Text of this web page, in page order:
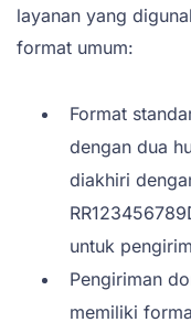
layanan yang
format umum:
Format
dengan dua
diakhiri
untuk
Pengiriman
memiliki